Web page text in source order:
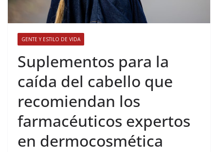
GENTE Y ESTILO DE VIDA
​Suplementos para la
caída del cabello que
recomiendan los
farmacéuticos expertos
en dermocosmética